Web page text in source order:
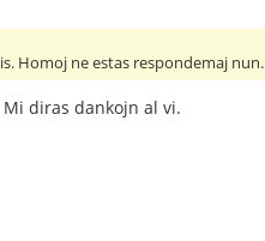
Homoj ne estas respondemaj nun.
diras dankojn al vi.